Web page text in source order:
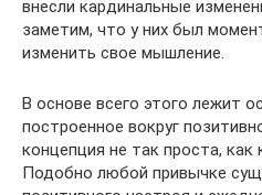
внесли кардинальные
заметим, что у них был
изменить свое мышление.
В основе всего этого лежит
построенное вокруг
концепция не так проста, как
Подобно любой привычке